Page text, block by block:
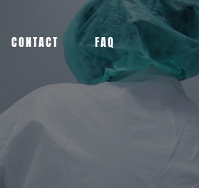
CONTACT FAQ